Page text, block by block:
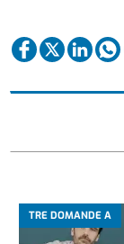
TRE DOMANDE A